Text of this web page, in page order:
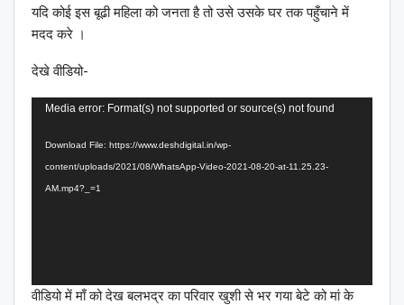
यदि कोई इस बूढी महिला को जनता है तो उसे उसके घर तक पहुँचाने में
मदद करे ।
देखे वीडियो-
Video
Media error: Format(s) not supported or source(s) not found
Download File: https://www.deshdigital.in/wp-
content/uploads/2021/08/WhatsApp-Video-2021-08-20-at-11.25.23-
AM.mp4?_=1
वीडियो में माँ को देख बलभद्र का परिवार खुशी से भर गया बेटे को मां के